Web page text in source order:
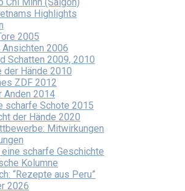
Highlights
2005
Ansichten 2006
Schatten 2009, 2010
der Hände 2010
ZDF 2012
Anden 2014
scharfe Schote 2015
der Hände 2020
Mitwirkungen
scharfe Geschichte
Kolumne
“Rezepte aus Peru”
2026